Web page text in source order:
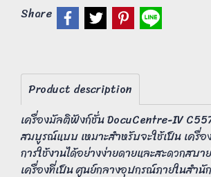
Share
Product description
เครื่องมัลติฟังก์ชั่น DocuCentre-IV
สมบูรณ์แบบ เหมาะสำหรับจะใช้เป็น เครื่
การใช้งานได้อย่างง่ายดายและสะดวกสบา
เครื่องที่เป็น ศูนย์กลางอุปกรณ์ภายในสำนั